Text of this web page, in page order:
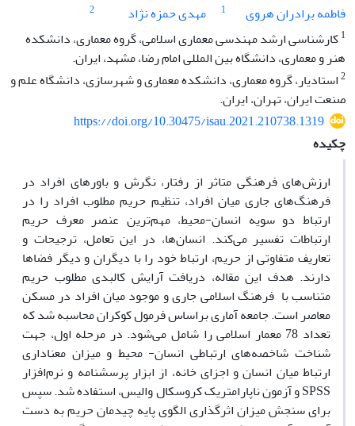
فاطمه برادران هروی
1 مهدی حمزه نژاد
2
1کارشناسی ارشد مهندسی معماری اسلامی، گروه معماری، دانشکده
هنر و معماری، دانشگاه بین المللی امام رضا، مشهد، ایران.
2استادیار، گروه معماری، دانشکده معماری و شهرسازی، دانشگاه علم و
صنعت ایران، تهران، ایران.
https://doi.org/10.30475/isau.2021.210738.1319
چکیده
ارزش­‌های فرهنگی متاثر از رفتار، نگرش و باورهای افراد در
فرهنگ‌های جاری میان افراد، تنظیم حریم مطلوب افراد را در
ارتباط دو سویه انسان-محیط، مهم‌­ترین عنصر معرف حریم
ارتباطات تفسیر می­‌کند. انسان‌ها، در این تعامل، ترجیحات و
تعاریف متفاوتی از حریم، ارتباط خود را با دیگران و دیگر فضاها
دارند. هدف این مقاله، دریافت آرایش کالبدی مطلوب حریم
متناسب با فرهنگ اسلامی جاری و موجود میان افراد در مسکن
معاصر است. جامعه آماری براساس فرمول کوکران محاسبه شد که
تعداد 78 معمار اسلامی را شامل می‌شود. در مرحله اول، جهت
شناخت شاخصه‌های ارتباطی انسان- محیط و میزان معناداری
ارتباط میان انسان و اجزای خانه، از ابزار پرسشنامه و نرم‌افزار
SPSS و آزمون ناپارامتریک کروسکال والیس، استفاده شد. سپس
برای سنجش میزان اثرگذاری الگوی پایه چیدمان حریم به دست